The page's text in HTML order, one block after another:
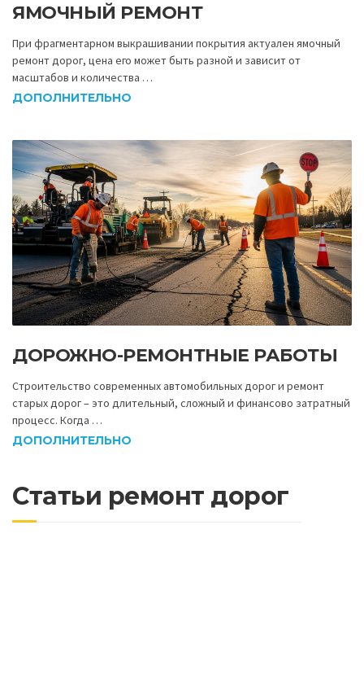
ЯМОЧНЫЙ РЕМОНТ
При фрагментарном выкрашивании покрытия актуален ямочный
ремонт дорог, цена его может быть разной и зависит от
масштабов и количества …
ДОПОЛНИТЕЛЬНО
ДОРОЖНО-РЕМОНТНЫЕ РАБОТЫ
Строительство современных автомобильных дорог и ремонт
старых дорог – это длительный, сложный и финансово затратный
процесс. Когда …
ДОПОЛНИТЕЛЬНО
Статьи ремонт дорог